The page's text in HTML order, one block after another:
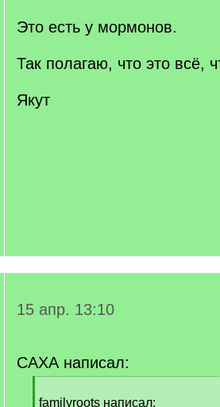
Это есть у мормонов.
Так полагаю, что это всё,
Якут
15 апр. 13:10
САХА написал:
q
familyroots написал: